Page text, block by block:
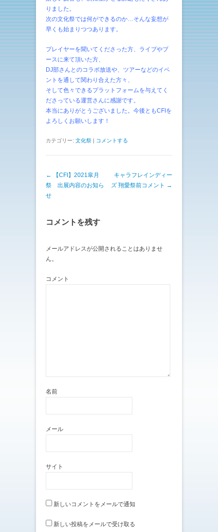
りました。
次の文化祭では何ができるのか…そんな妄想が
早くも始まりつつあります。
プレイヤーを聞いてくださった方、ライブやブ
ースに来て頂いた方、
DJ部さんとのコラボ放送や、ツアーなどのイベ
ントを通して関わり合えた方々、
そして色々できるプラットフォームを与えてく
ださっている運営さんに感謝です。
本当にありがとうございました。今後ともCFIを
よろしくお願いします！
カテゴリー: 文化祭 | コメントする
投稿ナビゲーション
←
【CFI】2021皐月
祭 出展内容のお知ら
せ
キャラフレインディー
ズ 翔愛祭前コメント →
コメントを残す
メールアドレスが公開されることはありませ
ん。
コメント
名前
メール
サイト
新しいコメントをメールで通知
新しい投稿をメールで受け取る